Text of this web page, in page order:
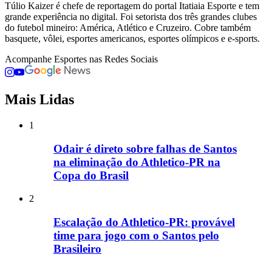
Túlio Kaizer é chefe de reportagem do portal Itatiaia Esporte e tem
grande experiência no digital. Foi setorista dos três grandes clubes
do futebol mineiro: América, Atlético e Cruzeiro. Cobre também
basquete, vôlei, esportes americanos, esportes olímpicos e e-sports.
Acompanhe Esportes nas Redes Sociais
Mais Lidas
1
Odair é direto sobre falhas de Santos
na eliminação do Athletico-PR na
Copa do Brasil
2
Escalação do Athletico-PR: provável
time para jogo com o Santos pelo
Brasileiro